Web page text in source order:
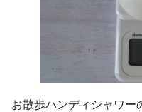
お散歩ハンディシャワー